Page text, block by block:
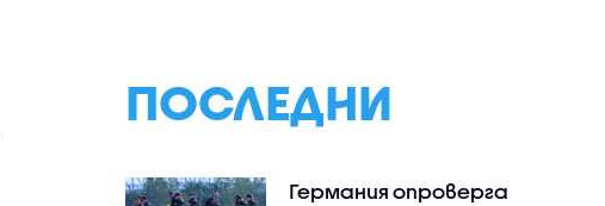
ПОСЛЕДНИ
Германия опроверга